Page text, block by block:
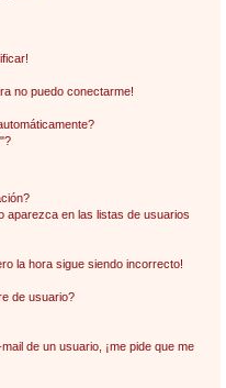
no puedo conectarme!
aparezca en las listas de usuarios
la hora sigue siendo incorrecto!
de usuario?
de un usuario, ¡me pide que me